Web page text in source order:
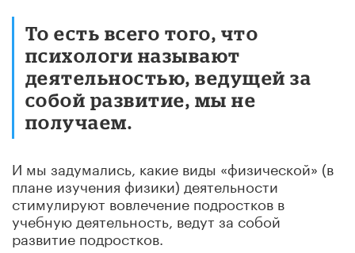
То есть всего того, что
психологи называют
деятельностью, ведущей за
собой развитие, мы не
получаем.
И мы задумались, какие виды «физической» (в
плане изучения физики) деятельности
стимулируют вовлечение подростков в
учебную деятельность, ведут за собой
развитие подростков.